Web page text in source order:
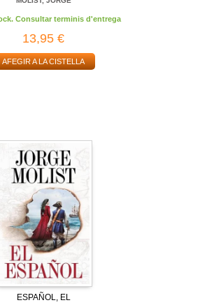
Consultar terminis d'entrega
13,95 €
AFEGIR A LA CISTELLA
ESPAÑOL, EL